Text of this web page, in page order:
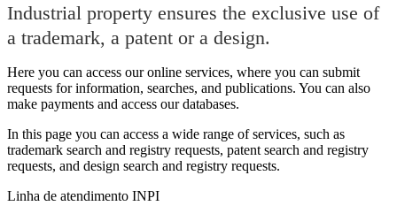
Industrial property ensures the exclusive use of
a trademark, a patent or a design.
Here you can access our online services, where you can submit
requests for information, searches, and publications. You can also
make payments and access our databases.
In this page you can access a wide range of services, such as
trademark search and registry requests, patent search and registry
requests, and design search and registry requests.
Linha de atendimento INPI